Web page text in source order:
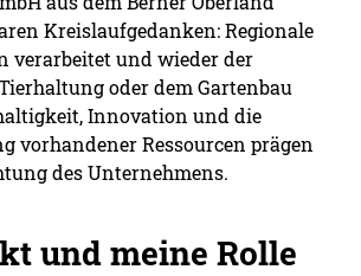
Kreislaufgedanken: Regionale
verarbeitet und wieder der
oder dem Gartenbau
Innovation und die
vorhandener Ressourcen prägen
des Unternehmens.
und meine Rolle